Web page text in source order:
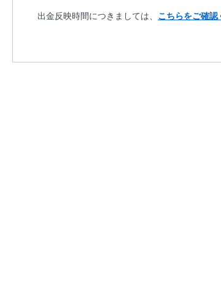
出金反映時間につきましては、 こちらをご確認